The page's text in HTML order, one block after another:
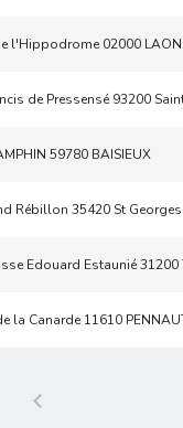
l'Hippodrome 02000 LAON
de Pressensé 93200
59780 BAISIEUX
Rébillon 35420 St
Edouard Estaunié 31200
la Canarde 11610